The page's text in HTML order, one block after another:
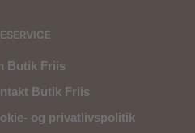
Butik Friis
Butik Friis
og privatlivspolitik